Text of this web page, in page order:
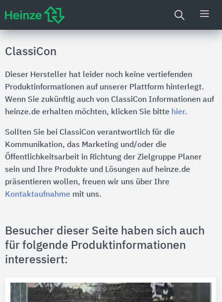
ClassiCon
Dieser Hersteller hat leider noch keine vertiefenden
Produktinformationen auf unserer Plattform hinterlegt.
Wenn Sie zukünftig auch von ClassiCon Informationen auf
heinze.de erhalten möchten, klicken Sie bitte hier.
Sollten Sie bei ClassiCon verantwortlich für die
Kommunikation, das Marketing und/oder die
Öffentlichkeitsarbeit in Richtung der Zielgruppe Planer
sein und Ihre Produkte und Lösungen auf heinze.de
präsentieren wollen, freuen wir uns über Ihre
Kontaktaufnahme mit uns.
Besucher dieser Seite haben sich auch
für folgende Produktinformationen
interessiert: